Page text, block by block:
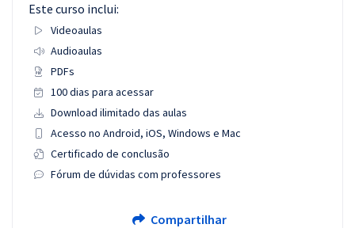
Este curso inclui:
Videoaulas
Audioaulas
PDFs
100 dias para acessar
Download ilimitado das aulas
Acesso no Android, iOS, Windows e Mac
Certificado de conclusão
Fórum de dúvidas com professores
Compartilhar